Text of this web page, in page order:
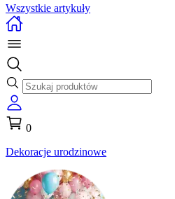
Wszystkie artykuły
0
Dekoracje urodzinowe